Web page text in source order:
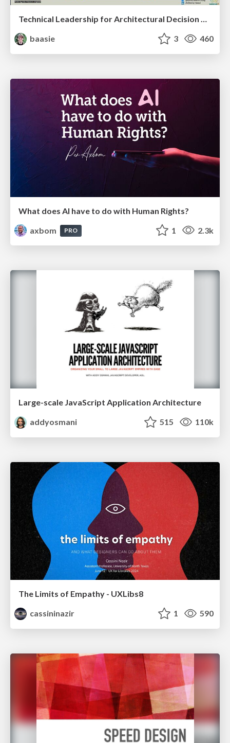
Technical Leadership for Architectural Decision Making
baasie
3 460
What does AI have to do with Human Rights?
axbom
PRO 1 2.3k
Large-scale JavaScript Application Architecture
addyosmani
515 110k
The Limits of Empathy - UXLibs8
cassininazir
1 590